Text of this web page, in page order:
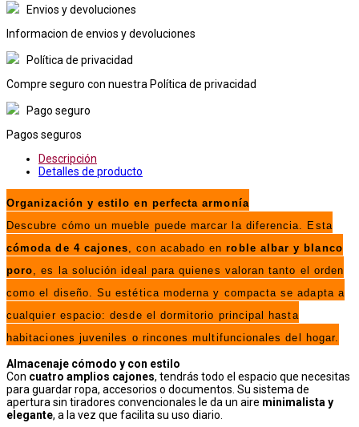
Envios y devoluciones
Informacion de envios y devoluciones
Política de privacidad
Compre seguro con nuestra Política de privacidad
Pago seguro
Pagos seguros
Descripción
Detalles de producto
Organización y estilo en perfecta armonía
Descubre cómo un mueble puede marcar la diferencia. Esta
cómoda de 4 cajones , con acabado enroble albar y blanco
poro , es la solución ideal para quienes valoran tanto el orden
como el diseño. Su estética moderna y compacta se adapta a
cualquier espacio: desde el dormitorio principal hasta
habitaciones juveniles o rincones multifuncionales del hogar.
Almacenaje cómodo y con estilo
Con cuatro amplios cajones, tendrás todo el espacio que necesitas
para guardar ropa, accesorios o documentos. Su sistema de
apertura sin tiradores convencionales le da un aire minimalista y
elegante, a la vez que facilita su uso diario.